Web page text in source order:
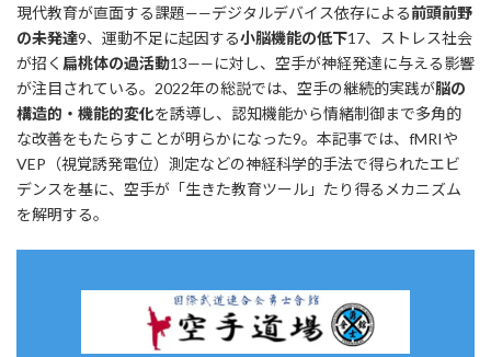
現代教育が直面する課題——デジタルデバイス依存による前頭前野
の未発達9、運動不足に起因する小脳機能の低下17、ストレス社会
が招く 扁桃体の過活動13——に対し、空手が神経発達に与える影響
が注目されている。2022年の総説では、空手の継続的実践が脳の
構造的・機能的変化を誘導し、認知機能から情緒制御まで多角的
な改善をもたらすことが明らかになった9。本記事では、fMRIや
VEP（視覚誘発電位）測定などの神経科学的手法で得られたエビ
デンスを基に、空手が「生きた教育ツール」たり得るメカニズム
を解明する。